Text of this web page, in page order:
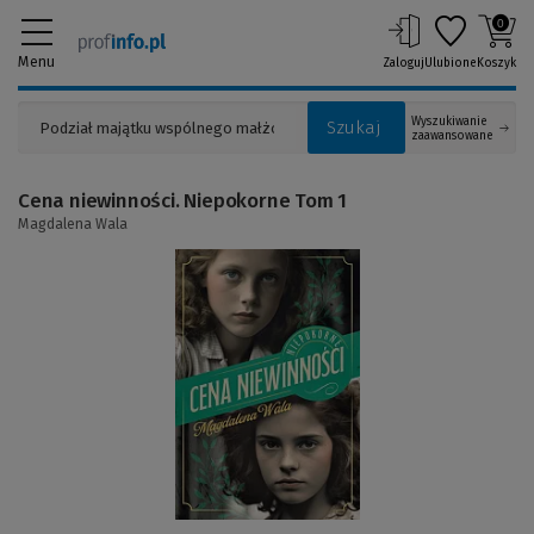
Menu
Szukaj
Wyszukiwanie
zaawansowane
ZalogujUlubione
0
Koszyk
Cena niewinności. Niepokorne Tom 1
Magdalena Wala